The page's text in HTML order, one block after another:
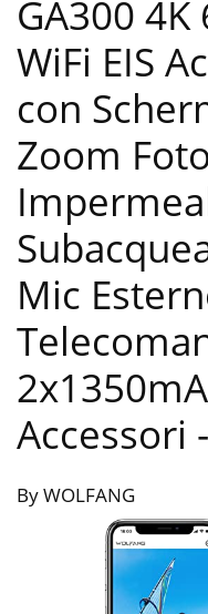
GA300 4K
WiFi EIS
con
Zoom
Mic
Accessori
By WOLFANG